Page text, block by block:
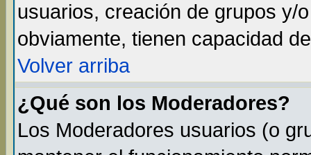
usuarios, creación de grupos y/
obviamente, tienen capacidad
Volver arriba
¿Qué son los Moderadores?
Los Moderadores usuarios (o